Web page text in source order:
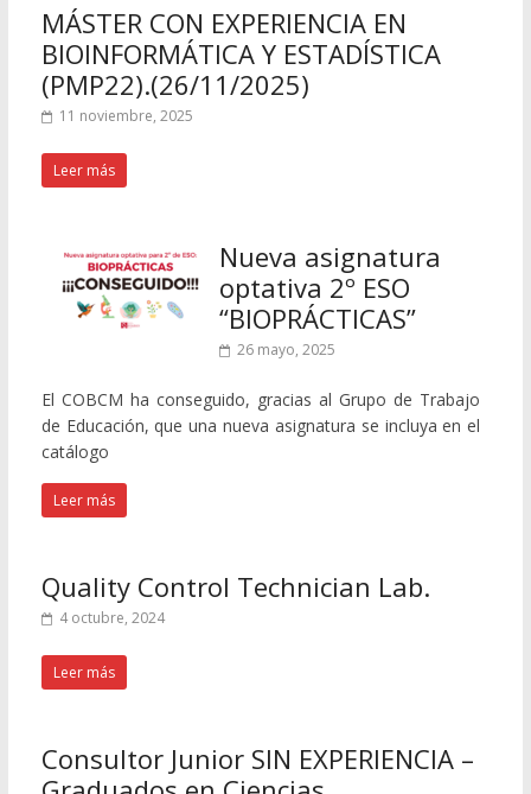
MÁSTER CON EXPERIENCIA EN
BIOINFORMÁTICA Y ESTADÍSTICA
(PMP22).(26/11/2025)
11 noviembre, 2025
Leer más
Nueva asignatura
optativa 2º ESO
“BIOPRÁCTICAS”
26 mayo, 2025
El COBCM ha conseguido, gracias al Grupo de Trabajo
de Educación, que una nueva asignatura se incluya en el
catálogo
Leer más
Quality Control Technician Lab.
4 octubre, 2024
Leer más
Consultor Junior SIN EXPERIENCIA –